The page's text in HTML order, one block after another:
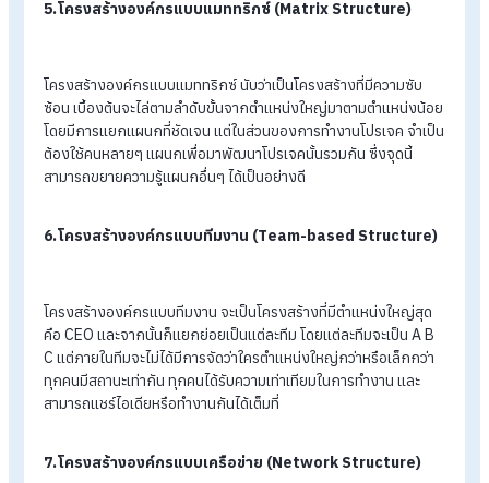
4.โครงสร้างองค์กรตามหน่วยงาน (Divisi ที่แต่ละทีมได้รับ
มอบหมาย ซึ่งอาจกำหนดทีม A ทีม B ทีม C โดยรันโปรเจค
สินค้าหรือบริการที่แตonal Structure)
เจ็คกต่างกัน และแต่ละทีมก็จะมีตำแหน่งหัวหน้า และพนักงานย่อย